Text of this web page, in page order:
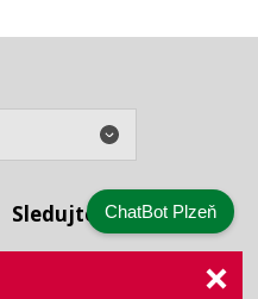
Sledujte násChatBot Plzeň